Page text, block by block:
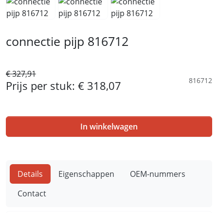
connectie pijp 816712
€ 327,91
Prijs per stuk: € 318,07 816712
In winkelwagen
Details Eigenschappen
OEM-nummers
Contact